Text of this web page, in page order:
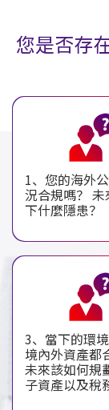
您是否存
1、您的海外
況合規嗎？
下什麼隱患？
3、當下的環
境內外資產都
未來該如何規
子資產以及稅